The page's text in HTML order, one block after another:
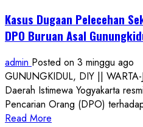
Kasus Dugaan Pelecehan
DPO Buruan Asal
admin Posted on 3 minggu ago
GUNUNGKIDUL, DIY ||
Daerah Istimewa Yogyakarta
Pencarian Orang (DPO)
Read More